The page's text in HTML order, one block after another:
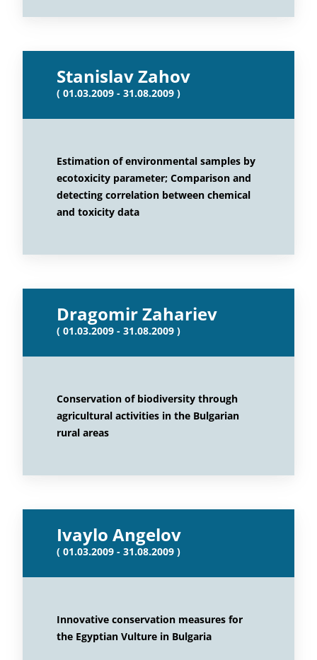
Stanislav Zahov
( 01.03.2009 - 31.08.2009 )
Estimation of environmental samples by
ecotoxicity parameter; Comparison and
detecting correlation between chemical
and toxicity data
Dragomir Zahariev
( 01.03.2009 - 31.08.2009 )
Conservation of biodiversity through
agricultural activities in the Bulgarian
rural areas
Ivaylo Angelov
( 01.03.2009 - 31.08.2009 )
Innovative conservation measures for
the Egyptian Vulture in Bulgaria